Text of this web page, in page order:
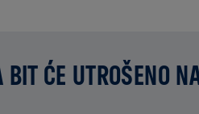
ĆE UTROŠENO